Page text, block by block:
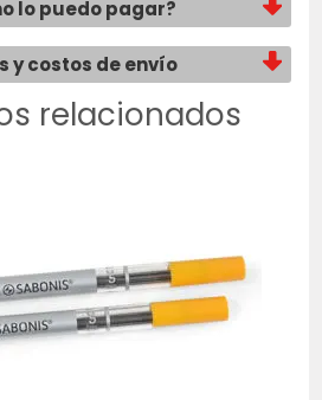
lo puedo pagar?
y costos de envío
relacionados